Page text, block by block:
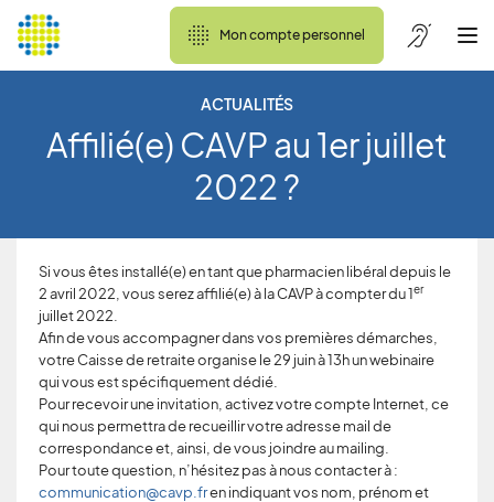
Mon compte personnel
ACTUALITÉS
Affilié(e) CAVP au 1er juillet
2022 ?
Si vous êtes installé(e) en tant que pharmacien libéral depuis le
2 avril 2022, vous serez affilié(e) à la CAVP à compter du 1er
juillet 2022.
Afin de vous accompagner dans vos premières démarches,
votre Caisse de retraite organise le 29 juin à 13h un webinaire
qui vous est spécifiquement dédié.
Pour recevoir une invitation, activez votre compte Internet, ce
qui nous permettra de recueillir votre adresse mail de
correspondance et, ainsi, de vous joindre au mailing.
Pour toute question, n’hésitez pas à nous contacter à :
communication@cavp.fren indiquant vos nom, prénom et